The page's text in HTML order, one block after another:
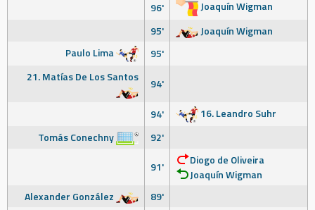
96'
Joaquín Wigman
95'
Joaquín Wigman
Paulo Lima
95'
21. Matías De Los Santos
94'
94'
16. Leandro Suhr
Tomás Conechny
92'
91'
Diogo de Oliveira
Joaquín Wigman
Alexander González
89'